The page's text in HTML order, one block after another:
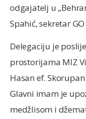
odgajatelj u
Spahić, sekretar
Delegaciju je
prostorijama MIZ
Hasan ef.
Glavni imam je
medžlisom i